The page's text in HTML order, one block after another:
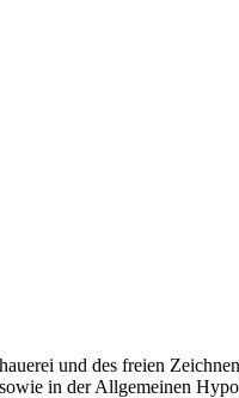
und des freien
in der Allgemeinen